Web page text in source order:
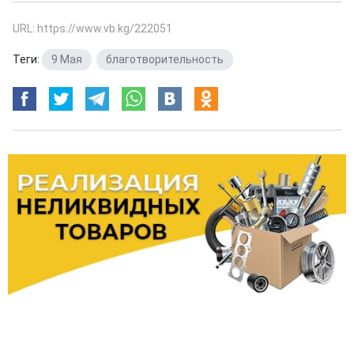
URL: https://www.vb.kg/222051
Теги: 9 Мая благотворительность